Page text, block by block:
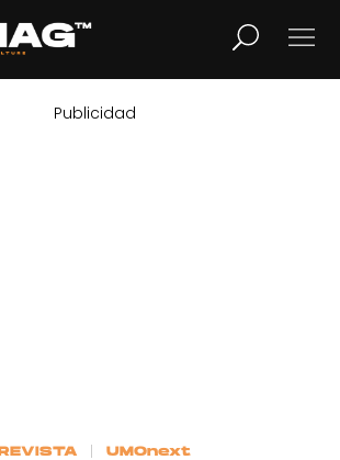
LIFESTYLE
Publicidad
REVISTA UMOnext